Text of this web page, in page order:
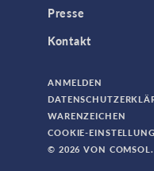
Presse
Kontakt
ANMELDEN
WARENZEICHEN
COOKIE-
© 2026 VON COMSOL.